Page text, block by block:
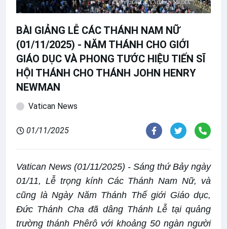
BÀI GIẢNG LỄ CÁC THÁNH NAM NỮ
(01/11/2025) - NĂM THÁNH CHO GIỚI
GIÁO DỤC VÀ PHONG TƯỚC HIỆU TIẾN SĨ
HỘI THÁNH CHO THÁNH JOHN HENRY
NEWMAN
Vatican News
01/11/2025
Vatican News (01/11/2025) - Sáng thứ Bảy ngày
01/11, Lễ trọng kính Các Thánh Nam Nữ, và
cũng là Ngày Năm Thánh Thế giới Giáo dục,
Đức Thánh Cha đã dâng Thánh Lễ tại quảng
trường thánh Phêrô với khoảng 50 ngàn người